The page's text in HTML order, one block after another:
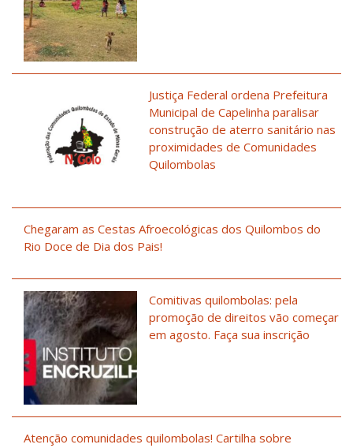
Justiça Federal ordena Prefeitura
Municipal de Capelinha paralisar
construção de aterro sanitário nas
proximidades de Comunidades
Quilombolas
Chegaram as Cestas Afroecológicas dos Quilombos do
Rio Doce de Dia dos Pais!
Comitivas quilombolas: pela
promoção de direitos vão começar
em agosto. Faça sua inscrição
Atenção comunidades quilombolas! Cartilha sobre